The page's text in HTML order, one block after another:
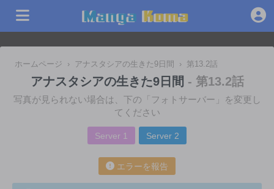
ホームページ › アナスタシアの生きた9日間 › 第13.2話
アナスタシアの生きた9日間 - 第13.2話
写真が見られない場合は、下の「フォトサーバー」を変更し
てください
Server 1 Server 2
エラーを報告